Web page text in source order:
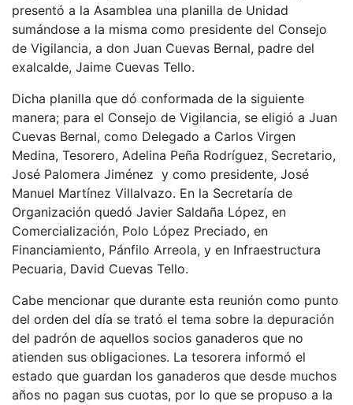
presentó a la Asamblea una planilla de Unidad
sumándose a la misma como presidente del Consejo
de Vigilancia, a don Juan Cuevas Bernal, padre del
exalcalde, Jaime Cuevas Tello.
Dicha planilla que dó conformada de la siguiente
manera; para el Consejo de Vigilancia, se eligió a Juan
Cuevas Bernal, como Delegado a Carlos Virgen
Medina, Tesorero, Adelina Peña Rodríguez, Secretario,
José Palomera Jiménez y como presidente, José
Manuel Martínez Villalvazo. En la Secretaría de
Organización quedó Javier Saldaña López, en
Comercialización, Polo López Preciado, en
Financiamiento, Pánfilo Arreola, y en Infraestructura
Pecuaria, David Cuevas Tello.
Cabe mencionar que durante esta reunión como punto
del orden del día se trató el tema sobre la depuración
del padrón de aquellos socios ganaderos que no
atienden sus obligaciones. La tesorera informó el
estado que guardan los ganaderos que desde muchos
años no pagan sus cuotas, por lo que se propuso a la